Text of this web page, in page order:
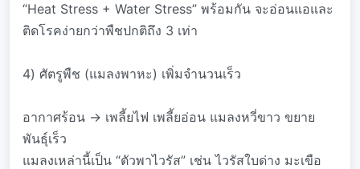
“Heat Stress + Water Stress” พร้อมกัน จะอ่อนแอและ
ติดโรคง่ายกว่าพืชปกติถึง 3 เท่า
4) ศัตรูพืช (แมลงพาหะ) เพิ่มจำนวนเร็ว
อากาศร้อน → เพลี้ยไฟ เพลี้ยอ่อน แมลงหวี่ขาว ขยาย
พันธุ์เร็ว
แมลงเหล่านี้เป็น “ตัวพาไวรัส” เช่น ไวรัสใบด่าง มะเขือ